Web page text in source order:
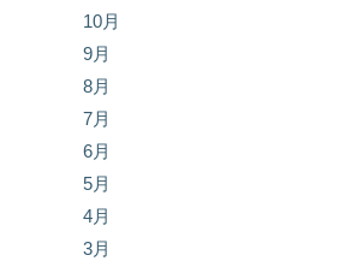
10月
9月
8月
7月
6月
5月
4月
3月